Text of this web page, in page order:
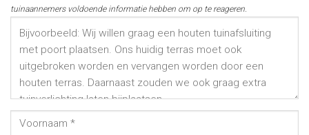
tuinaannemers voldoende informatie hebben om op te reageren.